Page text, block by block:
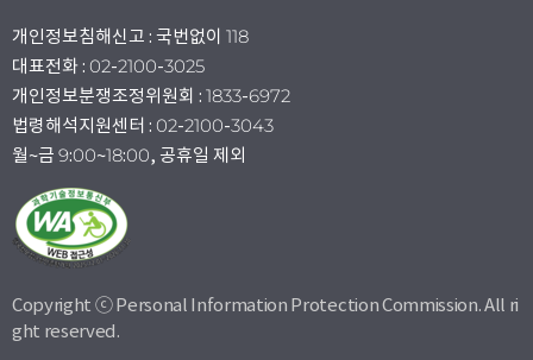
개인정보침해신고 : 국번없이 118
대표전화 : 02-2100-3025
개인정보분쟁조정위원회 : 1833-6972
법령해석지원센터 : 02-2100-3043
월~금 9:00~18:00, 공휴일 제외
Copyright ⓒ Personal Information Protection Commission. All ri
ght reserved.